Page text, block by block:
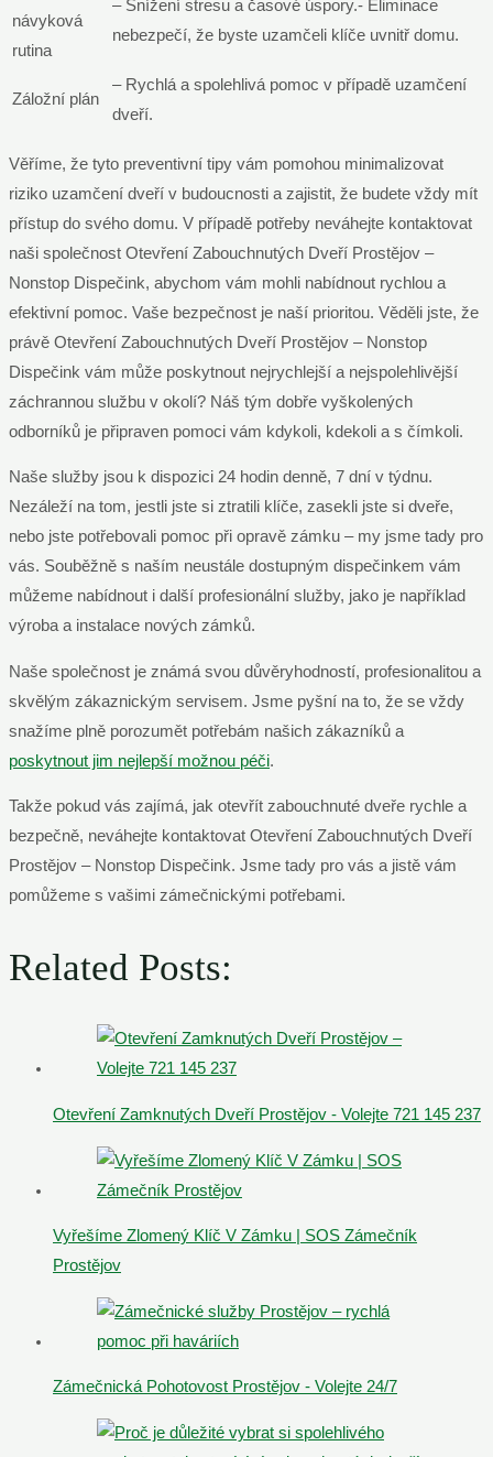
návyková
rutina
– Snížení stresu a časové úspory.- Eliminace
nebezpečí, že byste uzamčeli klíče uvnitř domu.
Záložní plán
– Rychlá a spolehlivá pomoc v případě uzamčení
dveří.
Věříme, že tyto preventivní tipy vám pomohou minimalizovat
riziko uzamčení dveří v budoucnosti a zajistit, že budete vždy mít
přístup do svého domu. V případě potřeby neváhejte kontaktovat
naši společnost Otevření Zabouchnutých Dveří Prostějov –
Nonstop Dispečink, abychom vám mohli nabídnout rychlou a
efektivní pomoc. Vaše bezpečnost je naší prioritou. Věděli jste, že
právě Otevření Zabouchnutých Dveří Prostějov – Nonstop
Dispečink vám může poskytnout nejrychlejší a nejspolehlivější
záchrannou službu v okolí? Náš tým dobře vyškolených
odborníků je připraven pomoci vám kdykoli, kdekoli a s čímkoli.
Naše služby jsou k dispozici 24 hodin denně, 7 dní v týdnu.
Nezáleží na tom, jestli jste si ztratili klíče, zasekli jste si dveře,
nebo jste potřebovali pomoc při opravě zámku – my jsme tady pro
vás. Souběžně s naším neustále dostupným dispečinkem vám
můžeme nabídnout i další profesionální služby, jako je například
výroba a instalace nových zámků.
Naše společnost je známá svou důvěryhodností, profesionalitou a
skvělým zákaznickým servisem. Jsme pyšní na to, že se vždy
snažíme plně porozumět potřebám našich zákazníků a
poskytnout jim nejlepší možnou péči.
Takže pokud vás zajímá, jak otevřít zabouchnuté dveře rychle a
bezpečně, neváhejte kontaktovat Otevření Zabouchnutých Dveří
Prostějov – Nonstop Dispečink. Jsme tady pro vás a jistě vám
pomůžeme s vašimi zámečnickými potřebami.
Related Posts:
Otevření Zamknutých Dveří Prostějov - Volejte 721 145 237
Vyřešíme Zlomený Klíč V Zámku | SOS Zámečník
Prostějov
Zámečnická Pohotovost Prostějov - Volejte 24/7